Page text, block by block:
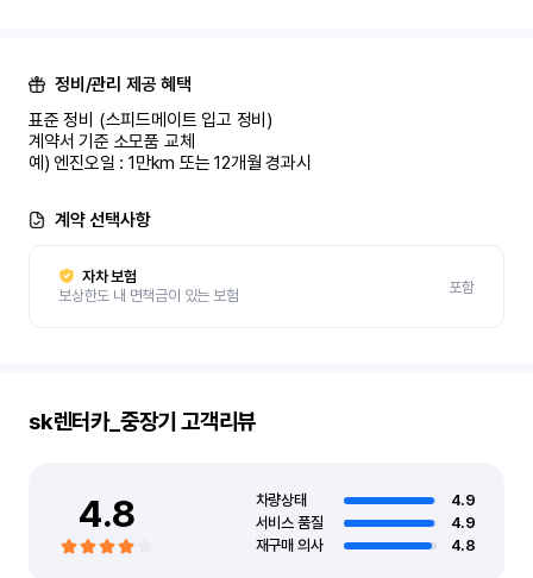
정비/관리 제공 혜택
표준 정비 (스피드메이트 입고 정비)
계약서 기준 소모품 교체
예) 엔진오일 : 1만km 또는 12개월 경과시
계약 선택사항
자차 보험
보상한도 내 면책금이 있는 보험
포함
sk렌터카_중장기 고객리뷰
4.8 차량상태
4.9
서비스 품질
4.9
재구매 의사
4.8